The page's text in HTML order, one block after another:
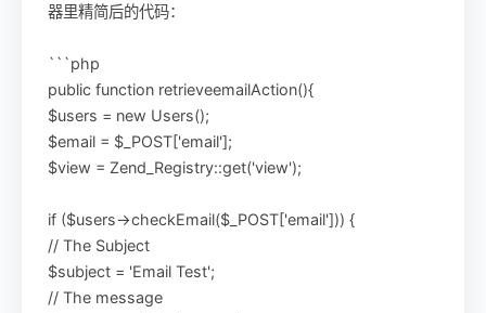
器里精简后的代码：
```php
public function retrieveemailAction(){
$users = new Users();
$email = $_POST['email'];
$view = Zend_Registry::get('view');
if ($users->checkEmail($_POST['email'])) {
// The Subject
$subject = 'Email Test';
// The message